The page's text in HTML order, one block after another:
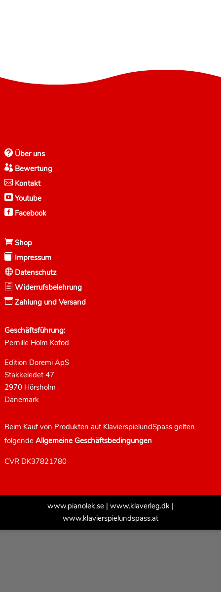
Über uns
Bewertung
Kontakt
Youtube
Facebook
Shop
 Impressum
Datenschutz
h Widerrufsbelehrung
Zahlung und Versand
Geschäftsführung:
Pernille Holm Kofod
Edition Doremi ApS
Stakkeledet 47
2970 Hörsholm
Dänemark
Beim Kauf von Produkten auf KlavierspielundSpass gelten
folgende Allgemeine Geschäftsbedingungen
CVR DK37821780
www.pianolek.se| www.klaverleg.dk|
www.klavierspielundspass.at